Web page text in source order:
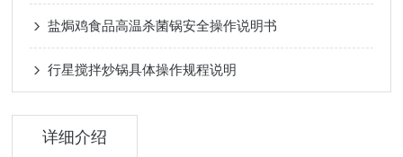
盐焗鸡食品高温杀菌锅安全操作说明书
行星搅拌炒锅具体操作规程说明
详细介绍